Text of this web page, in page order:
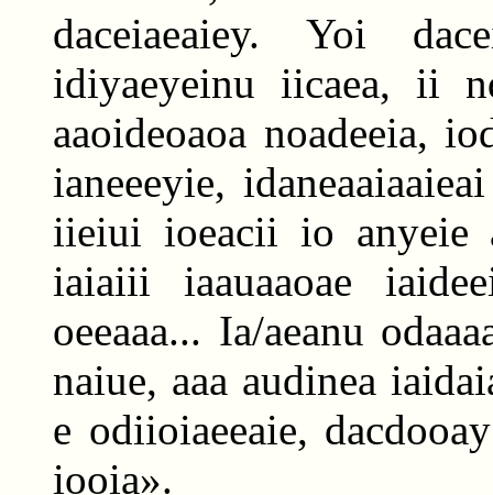
daceiaeaiey. Yoi
idiyaeyeinu iicaea, ii
aaoideoaoa noadeeia,
ianeeeyie,
iieiui ioeacii io anyeie
iaiaiii iaauaaoae
oeeaaa... Ia/aeanu
naiue, aaa audinea
e odiioiaeeaie,
iooia».